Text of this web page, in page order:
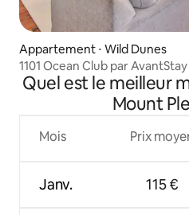
Appartement ⋅ Wild Dunes
1101 Ocean Club par
Quel est le meilleur
Mount
Mois
Janv.
Prix
115 €